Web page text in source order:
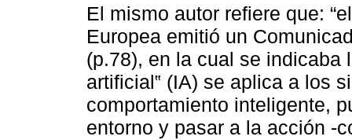
El mismo autor refiere que:
Europea emitió un
(p.78), en la cual se indicaba
artificial‟ (IA) se aplica a los
comportamiento inteligente,
entorno y pasar a la acción -